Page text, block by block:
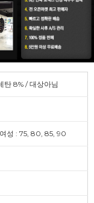
탄 8% / 대상아님
성 : 75, 80, 85, 90